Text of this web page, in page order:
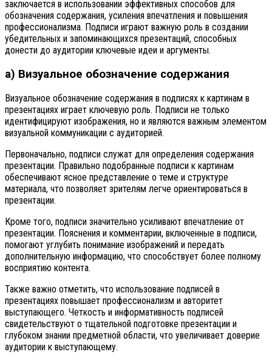
заключается в использовании эффективных способов для
обозначения содержания, усиления впечатления и повышения
профессионализма. Подписи играют важную роль в создании
убедительных и запоминающихся презентаций, способных
донести до аудитории ключевые идеи и аргументы.
а) Визуальное обозначение содержания
Визуальное обозначение содержания в подписях к картинам в
презентациях играет ключевую роль. Подписи не только
идентифицируют изображения, но и являются важным элементом
визуальной коммуникации с аудиторией.
Первоначально, подписи служат для определения содержания
презентации. Правильно подобранные подписи к картинам
обеспечивают ясное представление о теме и структуре
материала, что позволяет зрителям легче ориентироваться в
презентации.
Кроме того, подписи значительно усиливают впечатление от
презентации. Пояснения и комментарии, включенные в подписи,
помогают углубить понимание изображений и передать
дополнительную информацию, что способствует более полному
восприятию контента.
Также важно отметить, что использование подписей в
презентациях повышает профессионализм и авторитет
выступающего. Четкость и информативность подписей
свидетельствуют о тщательной подготовке презентации и
глубоком знании предметной области, что увеличивает доверие
аудитории к выступающему.